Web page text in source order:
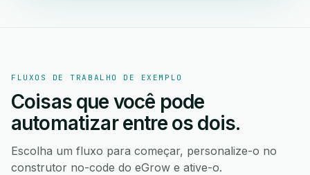
FLUXOS DE TRABALHO DE EXEMPLO
Coisas que você pode
automatizar entre os dois.
Escolha um fluxo para começar, personalize-o no
construtor no-code do eGrow e ative-o.